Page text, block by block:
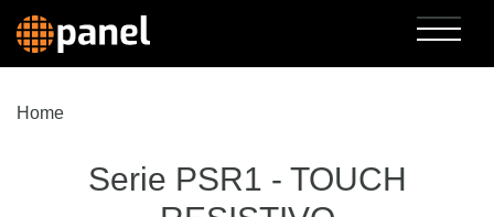
Home
Serie PSR1 - TOUCH